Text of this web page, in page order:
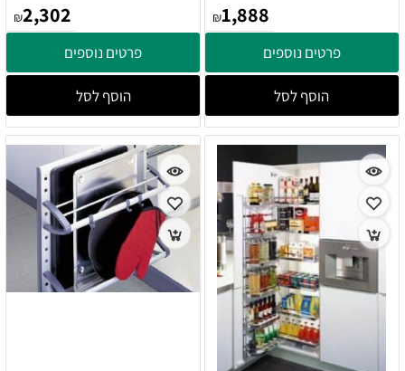
₪1,888
פרטים נוספים
הוסף לסל
₪2,302
פרטים נוספים
הוסף לסל